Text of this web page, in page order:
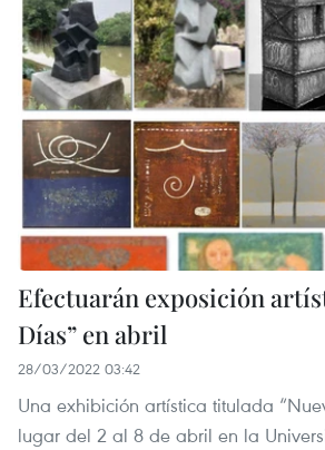
Efectuarán exposición
Días” en abril
28/03/2022 03:42
Una exhibición artística titulada
lugar del 2 al 8 de abril en la